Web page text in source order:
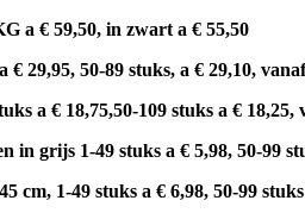
a € 59,50, in zwart a € 55,50
29,95, 50-89 stuks, a € 29,10,
a € 18,75,50-109 stuks a € 18,25,
in grijs 1-49 stuks a € 5,98, 50-99
cm, 1-49 stuks a € 6,98, 50-99